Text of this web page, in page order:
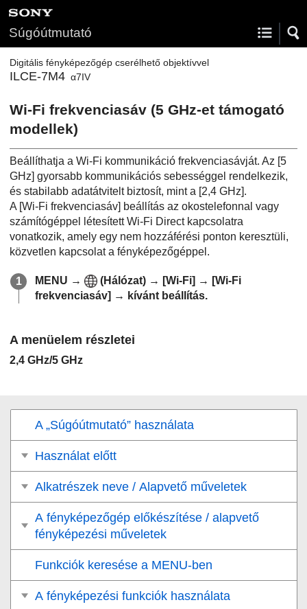
Súgóútmutató
Digitális fényképezőgép cserélhető objektívvel
ILCE-7M4 α7IV
Wi-Fi frekvenciasáv (5 GHz-et támogató
modellek)
Beállíthatja a Wi-Fi kommunikáció frekvenciasávját. Az [5
GHz] gyorsabb kommunikációs sebességgel rendelkezik,
és stabilabb adatátvitelt biztosít, mint a [2,4 GHz].
A [Wi-Fi frekvenciasáv] beállítás az okostelefonnal vagy
számítógéppel létesített Wi-Fi Direct kapcsolatra
vonatkozik, amely egy nem hozzáférési ponton keresztüli,
közvetlen kapcsolat a fényképezőgéppel.
MENU → (Hálózat) → [Wi-Fi] → [Wi-Fi
frekvenciasáv] → kívánt beállítás.
A menüelem részletei
2,4 GHz/5 GHz
A „Súgóútmutató” használata
Használat előtt
Alkatrészek neve / Alapvető műveletek
A fényképezőgép előkészítése / alapvető
fényképezési műveletek
Funkciók keresése a MENU-ben
A fényképezési funkciók használata